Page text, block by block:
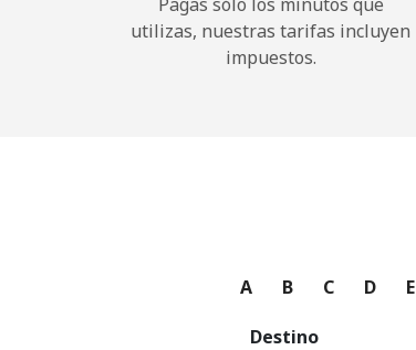
utilizas, nuestras tarifas incluyen
impuestos.
A B C D E
Destino